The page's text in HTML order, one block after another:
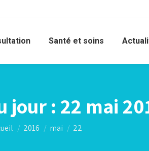
Santé et soins
jour : 22 mai
êtes ici :
2016 mai 22